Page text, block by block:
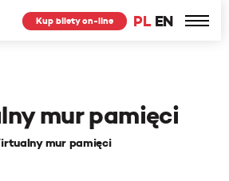
PL EN
Kup bilety on-line
mur pamięci
mur pamięci